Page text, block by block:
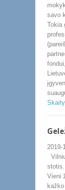
savo
Tokia
2019-
Vieni